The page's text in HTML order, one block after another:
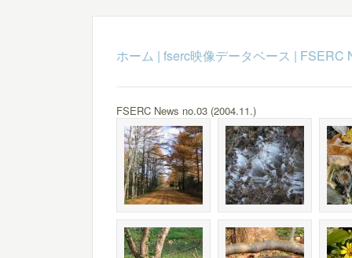
ホーム | fserc映像データベース | FSERC
FSERC News no.03 (2004.11.)